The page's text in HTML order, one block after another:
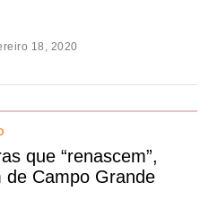
18, 2020
que “renascem”,
Campo Grande